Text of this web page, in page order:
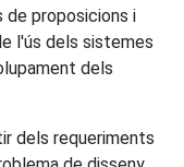
proposicions i
l'ús dels sistemes
dels
dels requeriments